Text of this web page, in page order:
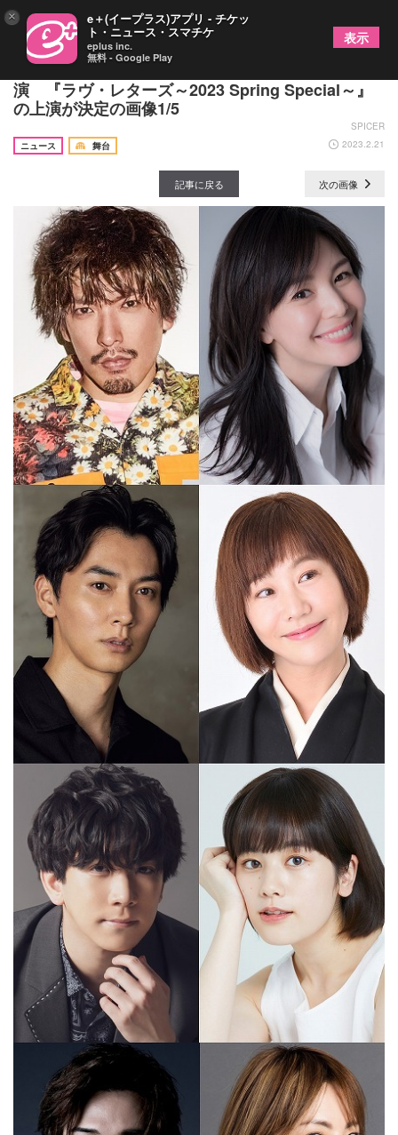
廣瀬友祐＆柚希礼音、石井一彰＆蝶花楼桃花ら出
演 『ラヴ・レターズ～2023 Spring Special～』
の上演が決定の画像1/5
SPICER
ニュース
舞台 2023.2.21
記事に戻る 次の画像
× e＋(イープラス)アプリ - チケッ
ト・ニュース・スマチケ
eplus inc.
無料 - Google Play
表示